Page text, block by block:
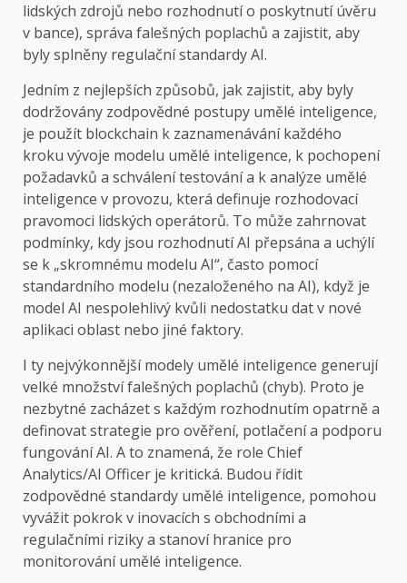
lidských zdrojů nebo rozhodnutí o poskytnutí úvěru
v bance), správa falešných poplachů a zajistit, aby
byly splněny regulační standardy AI.
Jedním z nejlepších způsobů, jak zajistit, aby byly
dodržovány zodpovědné postupy umělé inteligence,
je použít blockchain k zaznamenávání každého
kroku vývoje modelu umělé inteligence, k pochopení
požadavků a schválení testování a k analýze umělé
inteligence v provozu, která definuje rozhodovací
pravomoci lidských operátorů. To může zahrnovat
podmínky, kdy jsou rozhodnutí AI přepsána a uchýlí
se k „skromnému modelu AI“, často pomocí
standardního modelu (nezaloženého na AI), když je
model AI nespolehlivý kvůli nedostatku dat v nové
aplikaci oblast nebo jiné faktory.
I ty nejvýkonnější modely umělé inteligence generují
velké množství falešných poplachů (chyb). Proto je
nezbytné zacházet s každým rozhodnutím opatrně a
definovat strategie pro ověření, potlačení a podporu
fungování AI. A to znamená, že role Chief
Analytics/AI Officer je kritická. Budou řídit
zodpovědné standardy umělé inteligence, pomohou
vyvážit pokrok v inovacích s obchodními a
regulačními riziky a stanoví hranice pro
monitorování umělé inteligence.